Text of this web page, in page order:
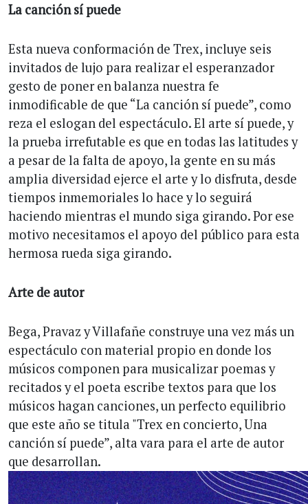
La canción sí puede
Esta nueva conformación de Trex, incluye seis
invitados de lujo para realizar el esperanzador
gesto de poner en balanza nuestra fe
inmodificable de que “La canción sí puede”, como
reza el eslogan del espectáculo. El arte sí puede, y
la prueba irrefutable es que en todas las latitudes y
a pesar de la falta de apoyo, la gente en su más
amplia diversidad ejerce el arte y lo disfruta, desde
tiempos inmemoriales lo hace y lo seguirá
haciendo mientras el mundo siga girando. Por ese
motivo necesitamos el apoyo del público para esta
hermosa rueda siga girando.
Arte de autor
Bega, Pravaz y Villafañe construye una vez más un
espectáculo con material propio en donde los
músicos componen para musicalizar poemas y
recitados y el poeta escribe textos para que los
músicos hagan canciones, un perfecto equilibrio
que este año se titula "Trex en concierto, Una
canción sí puede”, alta vara para el arte de autor
que desarrollan.